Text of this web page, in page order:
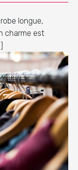
longue,
charme est